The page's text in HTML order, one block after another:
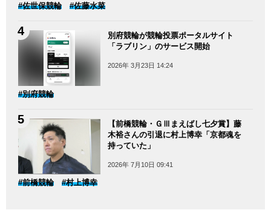
#佐世保競輪 #佐藤水菜
別府競輪が競輪投票ポータルサイト
「ラブリン」のサービス開始
2026年 3月23日 14:24
#別府競輪
【前橋競輪・ＧⅢまえばし七夕賞】藤
木裕さんの引退に村上博幸「京都魂を
持っていた」
2026年 7月10日 09:41
#前橋競輪 #村上博幸